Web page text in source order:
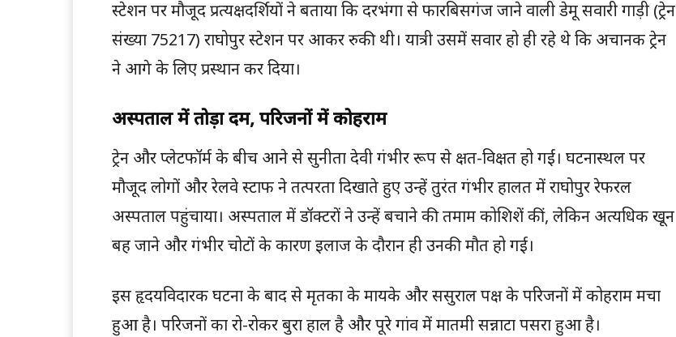
स्टेशन पर मौजूद प्रत्यक्षदर्शियों ने बताया कि दरभंगा से फारबिसगंज जाने वाली डेमू सवारी गाड़ी (ट्रेन
संख्या 75217) राघोपुर स्टेशन पर आकर रुकी थी। यात्री उसमें सवार हो ही रहे थे कि अचानक ट्रेन
ने आगे के लिए प्रस्थान कर दिया।
अस्पताल में तोड़ा दम, परिजनों में कोहराम
ट्रेन और प्लेटफॉर्म के बीच आने से सुनीता देवी गंभीर रूप से क्षत-विक्षत हो गईं। घटनास्थल पर
मौजूद लोगों और रेलवे स्टाफ ने तत्परता दिखाते हुए उन्हें तुरंत गंभीर हालत में राघोपुर रेफरल
अस्पताल पहुंचाया। अस्पताल में डॉक्टरों ने उन्हें बचाने की तमाम कोशिशें कीं, लेकिन अत्यधिक खून
बह जाने और गंभीर चोटों के कारण इलाज के दौरान ही उनकी मौत हो गई।
इस हृदयविदारक घटना के बाद से मृतका के मायके और ससुराल पक्ष के परिजनों में कोहराम मचा
हुआ है। परिजनों का रो-रोकर बुरा हाल है और पूरे गांव में मातमी सन्नाटा पसरा हुआ है।